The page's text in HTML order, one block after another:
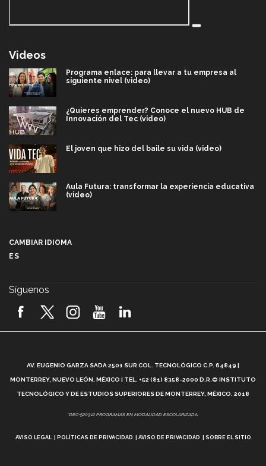
Videos
Programa enlace: para llevar a tu empresa al
siguiente nivel (video)
¿Quieres emprender? Conoce el nuevo HUB de
Innovación del Tec (video)
El joven que hizo del baile su vida (video)
Aula Futura: transformar la experiencia educativa
(video)
2026! (video)
¿Cómo es el Modelo Educativo Tec? (video)
Vida Tec: Feminismo e Inteligencia Artificial, Paola
CAMBIAR IDIOMA
ES
Síguenos
AV. EUGENIO GARZA SADA 2501 SUR COL. TECNOLÓGICO C.P. 64849 |
MONTERREY, NUEVO LEÓN, MÉXICO | TEL. +52 (81) 8358-2000 D.R.© INSTITUTO
TECNOLÓGICO Y DE ESTUDIOS SUPERIORES DE MONTERREY, MÉXICO. 2018
*DEC-520912 PROGRAMAS EN MODALIDAD ESCOLARIZADA.
AVISO LEGAL POLÍTICAS DE PRIVACIDAD AVISO DE PRIVACIDAD SOBRE EL SITIO